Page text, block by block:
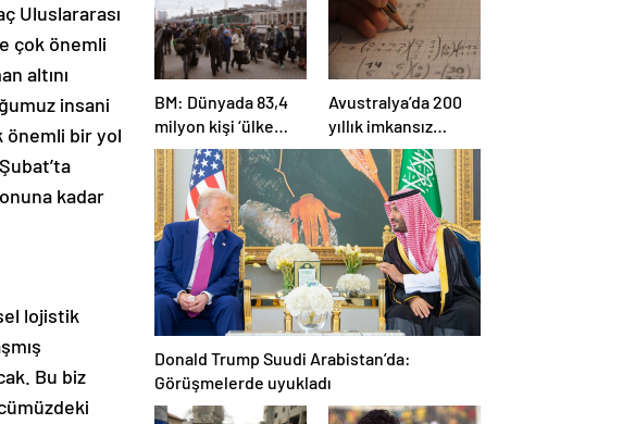
Uluslararası
çok önemli
altını
insani
önemli bir yol
kadar
lojistik
Bu biz
BM: Dünyada 83,4
milyon kişi ‘ülke
içinde yerinden
edilmiş’ olarak
yaşıyor
Avustralya’da 200
yıllık imkansız
matematik
problemi çözüldü
Donald Trump Suudi Arabistan’da:
Görüşmelerde uyukladı